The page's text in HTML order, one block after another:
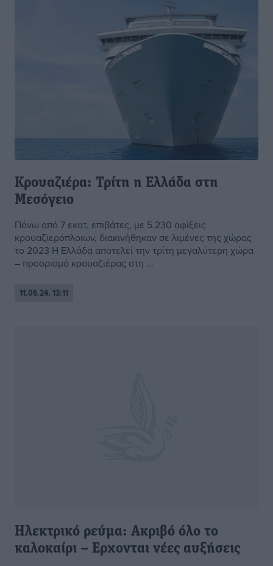
Κρουαζιέρα: Τρίτη η Ελλάδα στη
Μεσόγειο
Πάνω από 7 εκατ. επιβάτες, με 5.230 αφίξεις
κρουαζιερόπλοιων, διακινήθηκαν σε λιμένες της χώρας
το 2023 H Ελλάδα αποτελεί την τρίτη μεγαλύτερη χώρα
– προορισμό κρουαζιέρας στη ...
11.06.24, 13:11
Ηλεκτρικό ρεύμα: Ακριβό όλο το
καλοκαίρι – Ερχονται νέες αυξήσεις